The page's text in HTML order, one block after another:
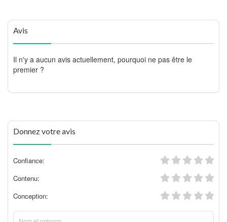
Avis
Il n'y a aucun avis actuellement, pourquoi ne pas être le
premier ?
Donnez votre avis
Confiance:
Contenu:
Conception: